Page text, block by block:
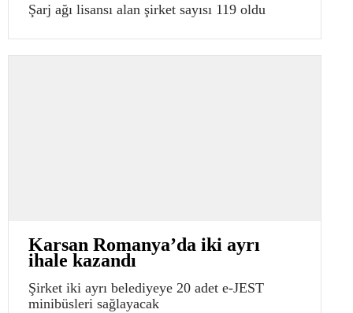
Şarj ağı lisansı alan şirket sayısı 119 oldu
Karsan Romanya’da iki ayrı
ihale kazandı
Şirket iki ayrı belediyeye 20 adet e-JEST
minibüsleri sağlayacak